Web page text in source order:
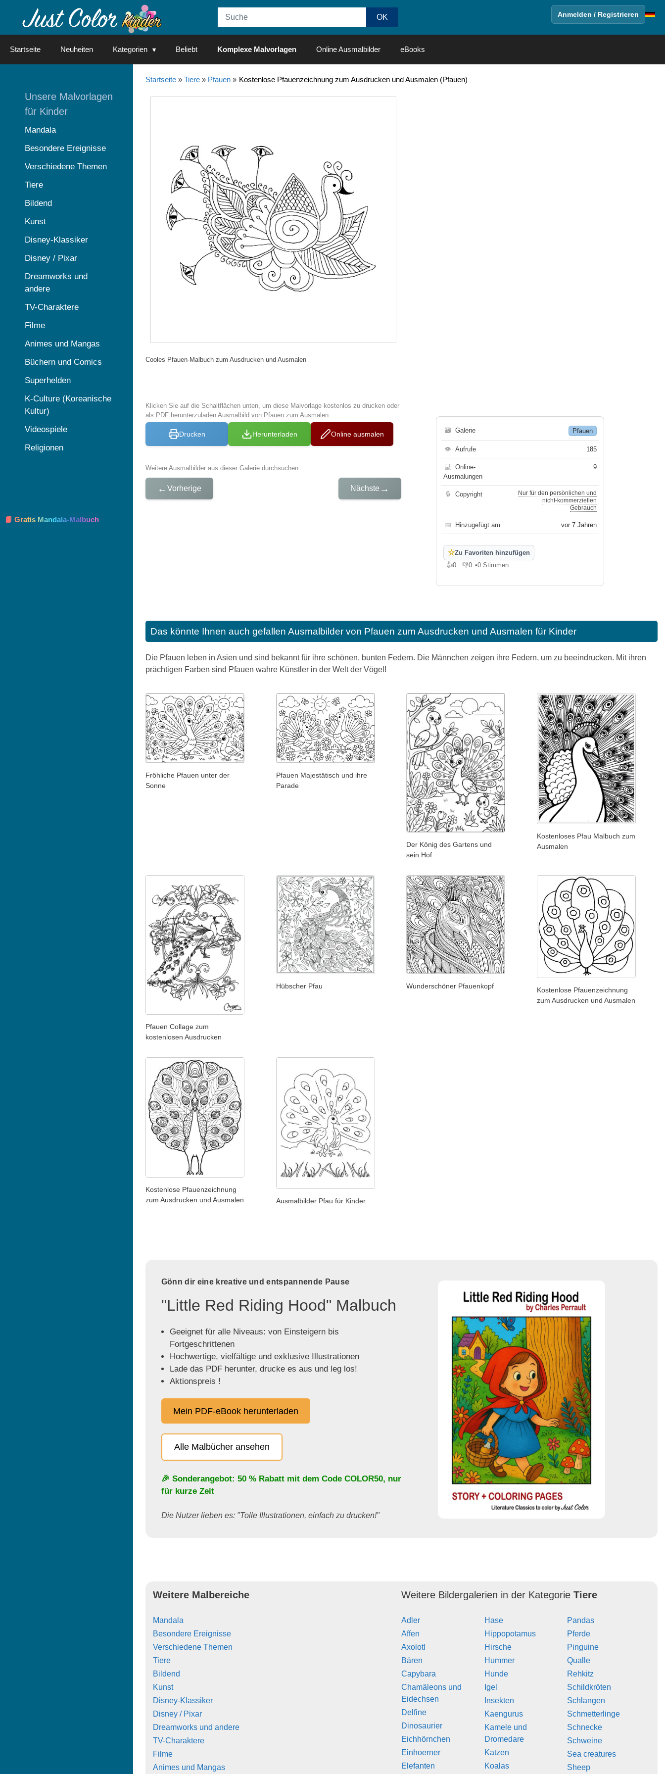
Anmelden / Registrieren
Startseite Neuheiten Kategorien Beliebt Komplexe Malvorlagen Online Ausmalbilder eBooks
Startseite» Tiere» Pfauen» Kostenlose Pfauenzeichnung zum Ausdrucken und Ausmalen (Pfauen)
Cooles Pfauen-Malbuch zum Ausdrucken und Ausmalen
Klicken Sie auf die Schaltflächen unten, um diese Malvorlage kostenlos zu drucken oder
als PDF herunterzuladen Ausmalbild von Pfauen zum Ausmalen
Drucken Herunterladen Online ausmalen
Weitere Ausmalbilder aus dieser Galerie durchsuchen
← Vorherige Nächste →
🗃 Galerie Pfauen
👁 Aufrufe 185
💻
Online-
Ausmalungen
9
🔒 Copyright
Nur für den persönlichen und
nicht-kommerziellen
Gebrauch
📅 Hinzugefügt am vor 7 Jahren
☆Zu Favoriten hinzufügen
👍0
Gefällt mir
👎0
Gefällt mir nicht
•0 Stimmen
Das könnte Ihnen auch gefallen Ausmalbilder von Pfauen zum Ausdrucken und Ausmalen für Kinder
Die Pfauen leben in Asien und sind bekannt für ihre schönen, bunten Federn. Die Männchen zeigen ihre Federn, um zu beeindrucken. Mit ihren
prächtigen Farben sind Pfauen wahre Künstler in der Welt der Vögel!
Fröhliche Pfauen unter der
Sonne
Pfauen Majestätisch und ihre
Parade
Der König des Gartens und
sein Hof
Kostenloses Pfau Malbuch zum
Ausmalen
Pfauen Collage zum
kostenlosen Ausdrucken
Hübscher Pfau Wunderschöner Pfauenkopf
Kostenlose Pfauenzeichnung
zum Ausdrucken und Ausmalen
Kostenlose Pfauenzeichnung
zum Ausdrucken und Ausmalen
Ausmalbilder Pfau für Kinder
Gönn dir eine kreative und entspannende Pause
"Little Red Riding Hood" Malbuch
Geeignet für alle Niveaus: von Einsteigern bis
Fortgeschrittenen
Hochwertige, vielfältige und exklusive Illustrationen
Lade das PDF herunter, drucke es aus und leg los!
Aktionspreis !
Mein PDF-eBook herunterladen
Alle Malbücher ansehen
🎉 Sonderangebot: 50 % Rabatt mit dem Code COLOR50, nur
für kurze Zeit
Die Nutzer lieben es: "Tolle Illustrationen, einfach zu drucken!"
Weitere Malbereiche
Mandala
Besondere Ereignisse
Verschiedene Themen
Tiere
Bildend
Kunst
Disney-Klassiker
Disney / Pixar
Dreamworks und andere
TV-Charaktere
Filme
Animes und Mangas
Weitere Bildergalerien in der KategorieTiere
Adler
Affen
Axolotl
Bären
Capybara
Chamäleons und
Eidechsen
Delfine
Dinosaurier
Eichhörnchen
Einhoerner
Elefanten
Hase
Hippopotamus
Hirsche
Hummer
Hunde
Igel
Insekten
Kaengurus
Kamele und
Dromedare
Katzen
Koalas
Pandas
Pferde
Pinguine
Qualle
Rehkitz
Schildkröten
Schlangen
Schmetterlinge
Schnecke
Schweine
Sea creatures
Sheep
Unsere Malvorlagen
für Kinder
Mandala
Besondere Ereignisse
Verschiedene Themen
Tiere
Bildend
Kunst
Disney-Klassiker
Disney / Pixar
Dreamworks und
andere
TV-Charaktere
Filme
Animes und Mangas
Büchern und Comics
Superhelden
K-Culture (Koreanische
Kultur)
Videospiele
Religionen
📘 Gratis Mandala-Malbuch